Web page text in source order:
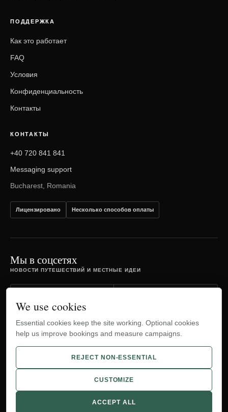
ПОДДЕРЖКА
Как это работает
FAQ
Условия
Конфиденциальность
Контакты
КОНТАКТЫ
+40 720 841 841
Messaging support
Bucharest, Romania
Лицензировано Несколько способов оплаты
Мы в соцсетях
НОВОСТИ ПУТЕШЕСТВИЙ И МЕСТНЫЕ ИДЕИ
TripAdvisor YouTube
WhatsApp
© 2012-2026 Bucharest Airport Transfers.
We use cookies
Essential cookies keep the site working. Optional cookies
help us improve bookings and measure campaigns.
REJECT NON-ESSENTIAL
CUSTOMIZE
ACCEPT ALL